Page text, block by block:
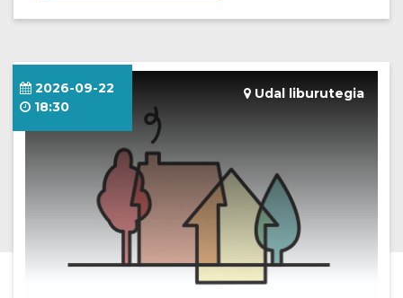
Udal liburutegia
2026-09-22
18:30